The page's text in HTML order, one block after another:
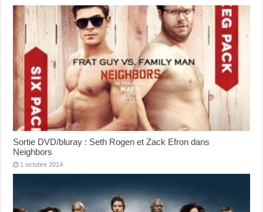
Sortie DVD/bluray : Seth Rogen et Zack Efron dans
Neighbors
1 octobre 2014